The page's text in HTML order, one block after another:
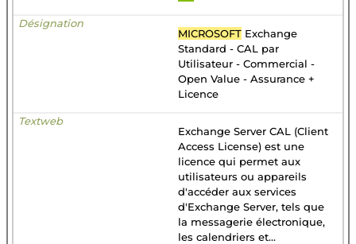
MICROSOFT Exchange
Standard - CAL par
Utilisateur - Commercial -
Open Value - Assurance +
Licence
Exchange Server CAL (Client
Access License) est une
licence qui permet aux
utilisateurs ou appareils
d'accéder aux services
d'Exchange Server, tels que
la messagerie électronique,
les calendriers et...